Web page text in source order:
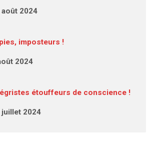
août 2024
imposteurs !
2024
étouffeurs de conscience !
juillet 2024